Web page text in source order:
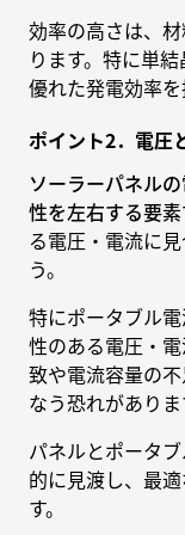
効率の高さは、
ります。特に単
優れた発電効率を
ポイント2．電圧
ソーラーパネル
性を左右する要素
る電圧・電流に
う。
特にポータブル
性のある電圧・
致や電流容量の
なう恐れがありま
パネルとポータ
的に見渡し、最
す。